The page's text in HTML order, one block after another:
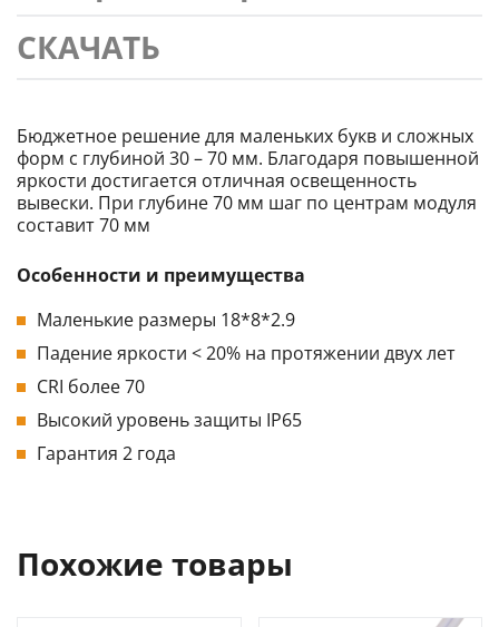
СКАЧАТЬ
Бюджетное решение для маленьких букв и сложных
форм с глубиной 30 – 70 мм. Благодаря повышенной
яркости достигается отличная освещенность
вывески. При глубине 70 мм шаг по центрам модуля
составит 70 мм
Особенности и преимущества
Маленькие размеры 18*8*2.9
Падение яркости < 20% на протяжении двух лет
CRI более 70
Высокий уровень защиты IP65
Гарантия 2 года
Похожие товары